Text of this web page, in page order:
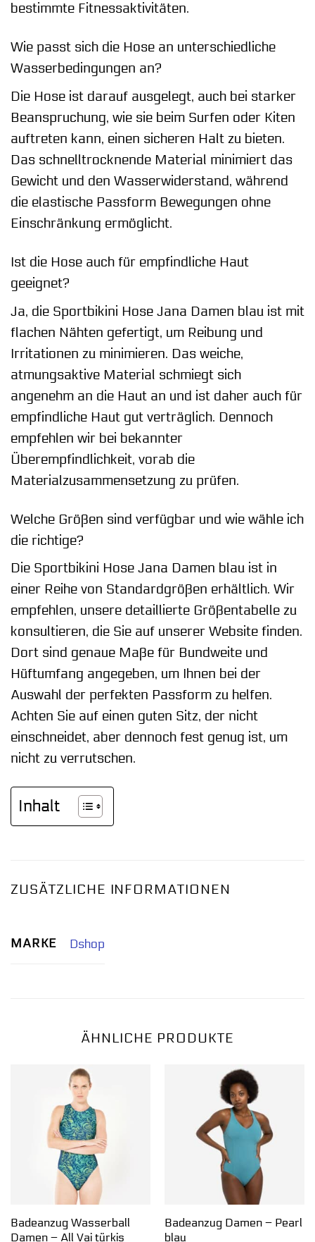
bestimmte Fitnessaktivitäten.
Wie passt sich die Hose an unterschiedliche
Wasserbedingungen an?
Die Hose ist darauf ausgelegt, auch bei starker
Beanspruchung, wie sie beim Surfen oder Kiten
auftreten kann, einen sicheren Halt zu bieten.
Das schnelltrocknende Material minimiert das
Gewicht und den Wasserwiderstand, während
die elastische Passform Bewegungen ohne
Einschränkung ermöglicht.
Ist die Hose auch für empfindliche Haut
geeignet?
Ja, die Sportbikini Hose Jana Damen blau ist mit
flachen Nähten gefertigt, um Reibung und
Irritationen zu minimieren. Das weiche,
atmungsaktive Material schmiegt sich
angenehm an die Haut an und ist daher auch für
empfindliche Haut gut verträglich. Dennoch
empfehlen wir bei bekannter
Überempfindlichkeit, vorab die
Materialzusammensetzung zu prüfen.
Welche Größen sind verfügbar und wie wähle ich
die richtige?
Die Sportbikini Hose Jana Damen blau ist in
einer Reihe von Standardgrößen erhältlich. Wir
empfehlen, unsere detaillierte Größentabelle zu
konsultieren, die Sie auf unserer Website finden.
Dort sind genaue Maße für Bundweite und
Hüftumfang angegeben, um Ihnen bei der
Auswahl der perfekten Passform zu helfen.
Achten Sie auf einen guten Sitz, der nicht
einschneidet, aber dennoch fest genug ist, um
nicht zu verrutschen.
Inhalt
ZUSÄTZLICHE INFORMATIONEN
MARKE Dshop
ÄHNLICHE PRODUKTE
Badeanzug Wasserball
Damen – All Vai türkis
Badeanzug Damen – Pearl
blau